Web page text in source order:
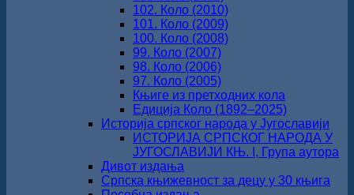
102. Коло (2010)
101. Коло (2009)
100. Коло (2008)
99. Коло (2007)
98. Коло (2006)
97. Коло (2005)
Књиге из претходних кола
Едиција Коло (1892‒2025)
Историја српског народа у Југославији
ИСТОРИЈА СРПСКОГ НАРОДА У
ЈУГОСЛАВИЈИ КЊ. I, Група аутора
Дивот издања
Српска књижевност за децу у 30 књига